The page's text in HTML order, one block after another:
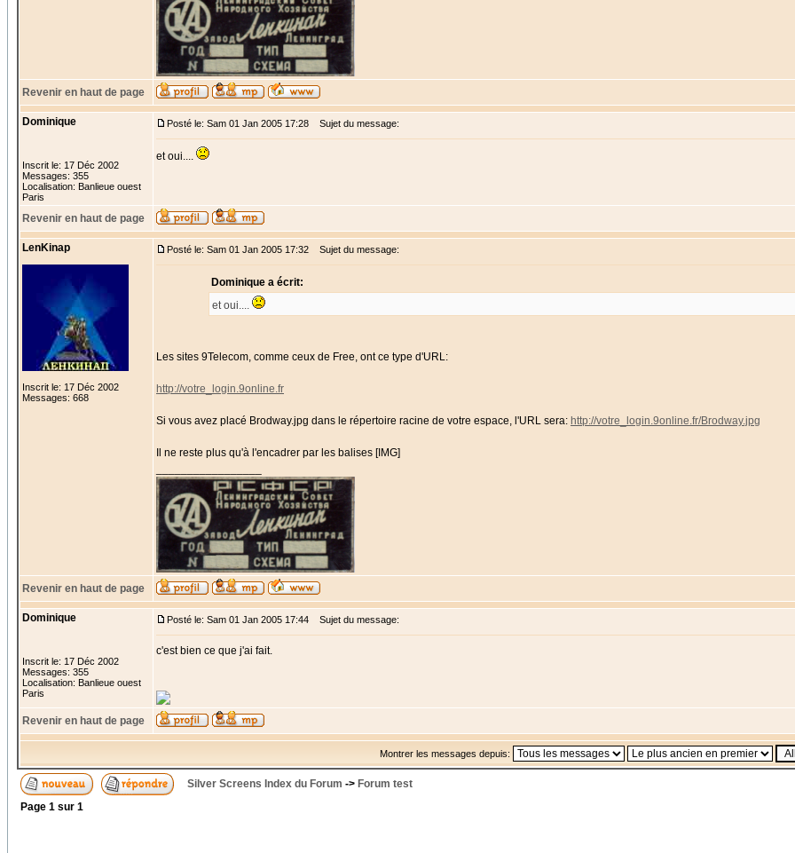
Revenir en haut de page
Dominique
Inscrit le: 17 Déc 2002
Messages: 355
Localisation: Banlieue ouest
Paris
Posté le: Sam 01 Jan 2005 17:28 Sujet du message:
et oui....
Revenir en haut de page
LenKinap
Inscrit le: 17 Déc 2002
Messages: 668
Posté le: Sam 01 Jan 2005 17:32 Sujet du message:
Dominique a écrit:
et oui....
Les sites 9Telecom, comme ceux de Free, ont ce type d'URL:
http://votre_login.9online.fr
Si vous avez placé Brodway.jpg dans le répertoire racine de votre espace, l'URL sera: http://votre_login.9online.fr/Brodway.jpg
Il ne reste plus qu'à l'encadrer par les balises [IMG]
Revenir en haut de page
Dominique
Inscrit le: 17 Déc 2002
Messages: 355
Localisation: Banlieue ouest
Paris
Posté le: Sam 01 Jan 2005 17:44 Sujet du message:
c'est bien ce que j'ai fait.
Revenir en haut de page
Montrer les messages depuis:
Silver Screens Index du Forum -> Forum test
Page 1 sur 1